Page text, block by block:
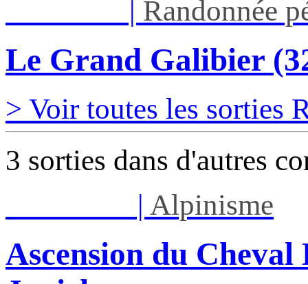
| Randonnée
Le Grand Galibier
> Voir toutes les sorties
3 sorties dans d'autres
| Alpinisme
Ascension du